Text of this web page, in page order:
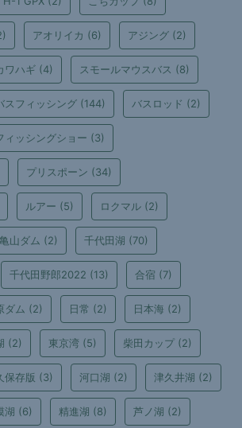
アオリイカ (6) アジング (2)
ワハギ (4) スモールマウスバス (8)
スフィッシング (144) バスロッド (2)
ィッシングショー (3)
プリスポーン (34)
ルアー (5) ロクマル (2)
亀山ダム (2) 千代田湖 (70)
千代田野郎2022 (13) 合宿 (7)
ダム (2) 日常 (2) 日本海 (2)
(2) 東京湾 (5) 柴田カップ (2)
保存版 (3) 河口湖 (2) 津久井湖 (2)
湖 (6) 精進湖 (8) 芦ノ湖 (2)